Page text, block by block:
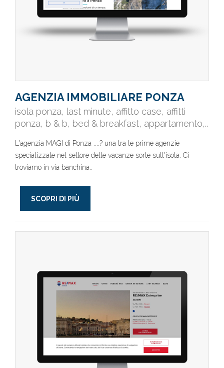
AGENZIA IMMOBILIARE PONZA
isola ponza, last minute, affitto case, affitti
ponza, b & b, bed & breakfast, appartamento,..
L'agenzia MAGI di Ponza ....? una tra le prime agenzie
specializzate nel settore delle vacanze sorte sull'isola. Ci
troviamo in via banchina..
SCOPRI DI PIÙ